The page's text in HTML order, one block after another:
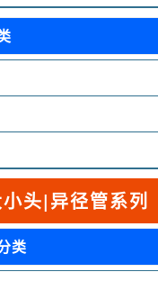
头|异径管系列
类